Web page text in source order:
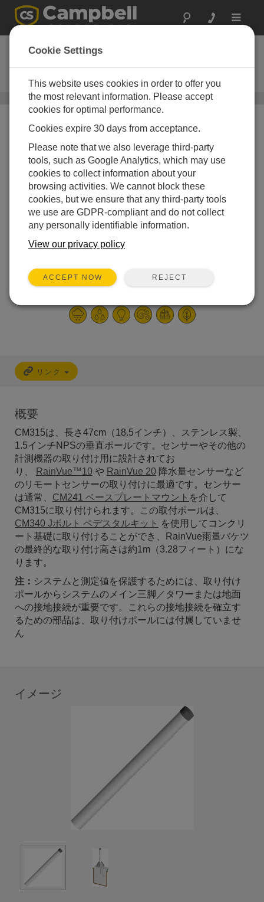
Toggle
CM315
キャップ付き18.5インチ取り付け
ポール
マウントポール/ CM315
にRainVue™センサー
を取り付け
リンク
概要
CM315は、長さ47cm（18.5インチ）、ステンレス製、
1.5インチNPSの垂直ポールです。センサーやその他の
計測機器の取り付け用に設計されてお
り、
RainVue™10 や RainVue 20 降水量センサーなど
のリモートセンサーの取り付けに最適です。センサー
は通常、 CM241 ベースプレートマウント を介して
CM315に取り付けられます。この取付ポールは、
CM340 Jボルト ペデスタルキット を使用してコンクリ
ート基礎に取り付けることができ、
RainVue雨量バケツ
の最終的な取り付け高さは約1m（3.28フィート）にな
ります。
注： システムと測定値を保護するためには、取り付け
ポールからシステムのメイン三脚／タワーまたは地面
への接地接続が重要です。これらの接地接続を確立す
るための部品は、取り付けポールには付属していませ
ん
イメージ
Cookie Settings
This website uses cookies in order to offer you
the most relevant information. Please accept
cookies for optimal performance.
Cookies expire 30 days from acceptance.
Please note that we also leverage third-party
tools, such as Google Analytics, which may use
cookies to collect information about your
browsing activities. We cannot block these
cookies, but we ensure that any third-party tools
we use are GDPR-compliant and do not collect
any personally identifiable information.
View our privacy policy
ACCEPT NOW REJECT